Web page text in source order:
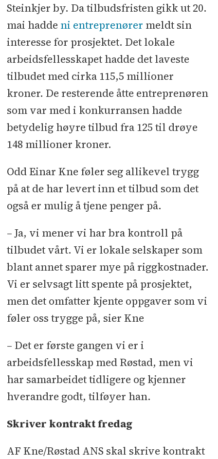
Steinkjer by. Da tilbudsfristen gikk ut 20.
mai hadde ni entreprenører meldt sin
interesse for prosjektet. Det lokale
arbeidsfellesskapet hadde det laveste
tilbudet med cirka 115,5 millioner
kroner. De resterende åtte entreprenøren
som var med i konkurransen hadde
betydelig høyre tilbud fra 125 til drøye
148 millioner kroner.
Odd Einar Kne føler seg allikevel trygg
på at de har levert inn et tilbud som det
også er mulig å tjene penger på.
– Ja, vi mener vi har bra kontroll på
tilbudet vårt. Vi er lokale selskaper som
blant annet sparer mye på riggkostnader.
Vi er selvsagt litt spente på prosjektet,
men det omfatter kjente oppgaver som vi
føler oss trygge på, sier Kne
– Det er første gangen vi er i
arbeidsfellesskap med Røstad, men vi
har samarbeidet tidligere og kjenner
hverandre godt, tilføyer han.
Skriver kontrakt fredag
AF Kne/Røstad ANS skal skrive kontrakt